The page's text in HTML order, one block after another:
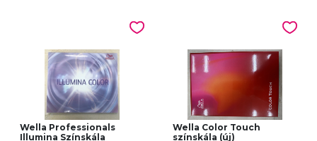
Wella Professionals
Illumina Színskála
Wella Color Touch
színskála (új)